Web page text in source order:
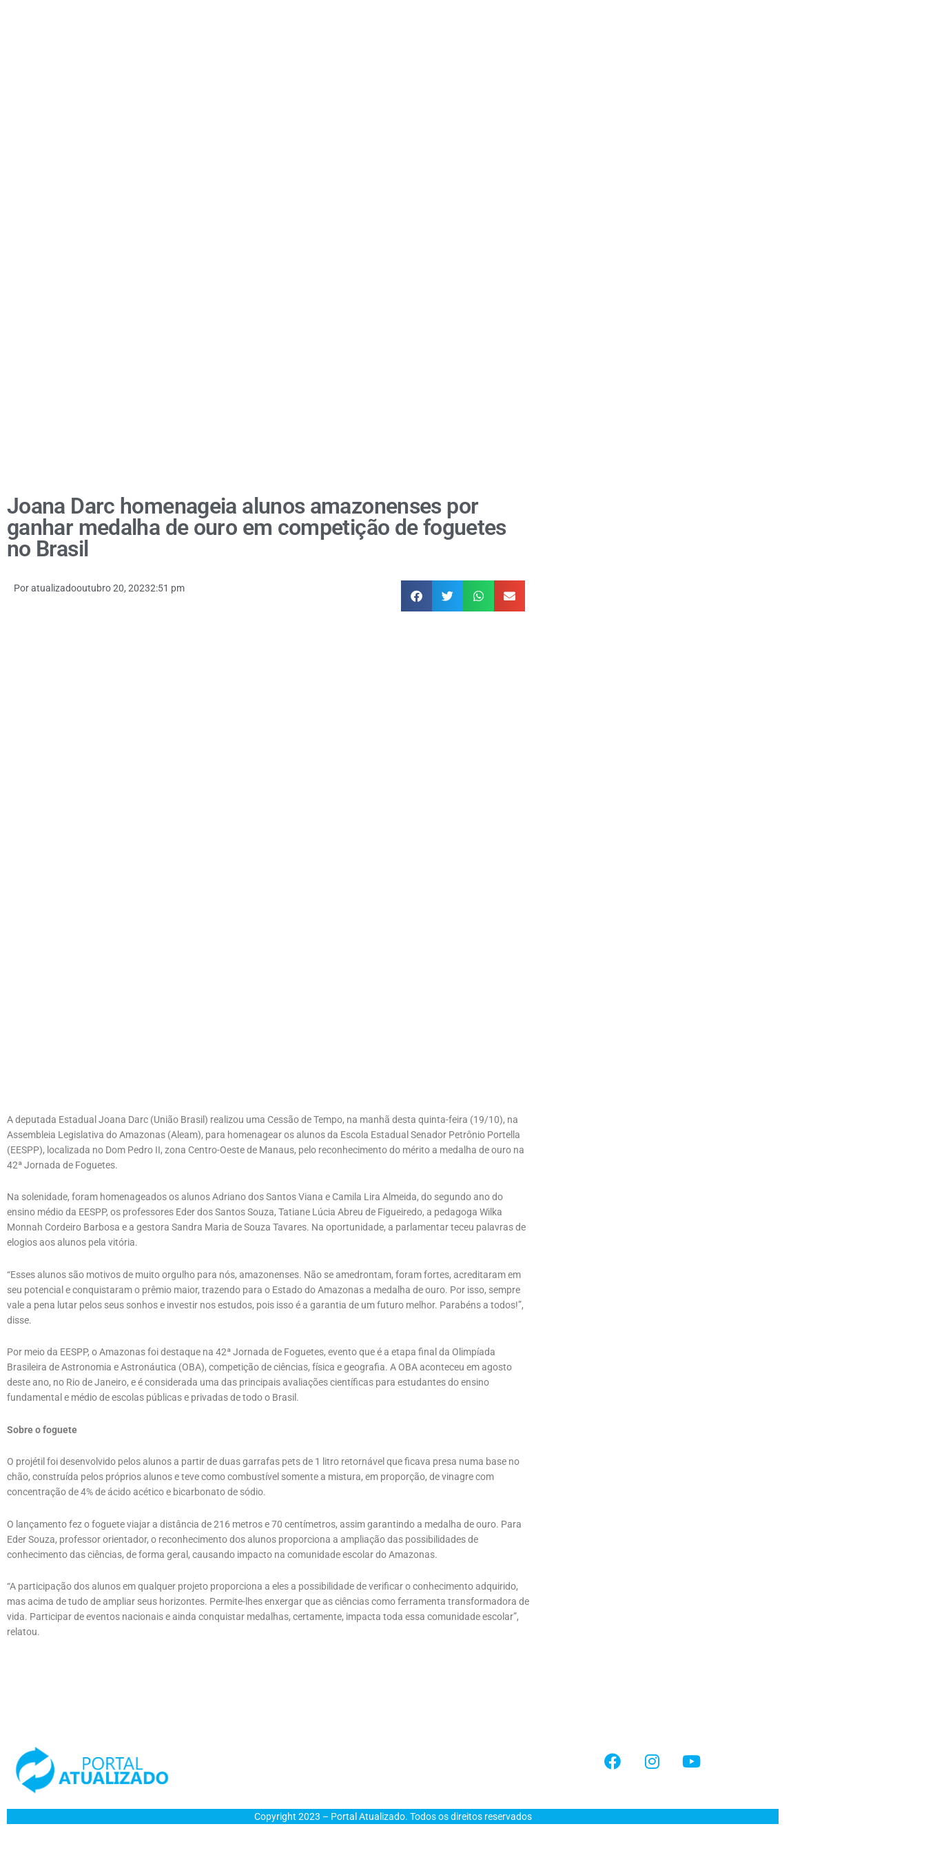
Joana Darc homenageia alunos amazonenses por
ganhar medalha de ouro em competição de foguetes
no Brasil
Poratualizadooutubro 20, 20232:51 pm
A deputada Estadual Joana Darc (União Brasil) realizou uma Cessão de Tempo, na manhã desta quinta-feira (19/10), na
Assembleia Legislativa do Amazonas (Aleam), para homenagear os alunos da Escola Estadual Senador Petrônio Portella
(EESPP), localizada no Dom Pedro II, zona Centro-Oeste de Manaus, pelo reconhecimento do mérito a medalha de ouro na
42ª Jornada de Foguetes.
Na solenidade, foram homenageados os alunos Adriano dos Santos Viana e Camila Lira Almeida, do segundo ano do
ensino médio da EESPP, os professores Eder dos Santos Souza, Tatiane Lúcia Abreu de Figueiredo, a pedagoga Wilka
Monnah Cordeiro Barbosa e a gestora Sandra Maria de Souza Tavares. Na oportunidade, a parlamentar teceu palavras de
elogios aos alunos pela vitória.
“Esses alunos são motivos de muito orgulho para nós, amazonenses. Não se amedrontam, foram fortes, acreditaram em
seu potencial e conquistaram o prêmio maior, trazendo para o Estado do Amazonas a medalha de ouro. Por isso, sempre
vale a pena lutar pelos seus sonhos e investir nos estudos, pois isso é a garantia de um futuro melhor. Parabéns a todos!”,
disse.
Por meio da EESPP, o Amazonas foi destaque na 42ª Jornada de Foguetes, evento que é a etapa final da Olimpíada
Brasileira de Astronomia e Astronáutica (OBA), competição de ciências, física e geografia. A OBA aconteceu em agosto
deste ano, no Rio de Janeiro, e é considerada uma das principais avaliações científicas para estudantes do ensino
fundamental e médio de escolas públicas e privadas de todo o Brasil.
Sobre o foguete
O projétil foi desenvolvido pelos alunos a partir de duas garrafas pets de 1 litro retornável que ficava presa numa base no
chão, construída pelos próprios alunos e teve como combustível somente a mistura, em proporção, de vinagre com
concentração de 4% de ácido acético e bicarbonato de sódio.
O lançamento fez o foguete viajar a distância de 216 metros e 70 centímetros, assim garantindo a medalha de ouro. Para
Eder Souza, professor orientador, o reconhecimento dos alunos proporciona a ampliação das possibilidades de
conhecimento das ciências, de forma geral, causando impacto na comunidade escolar do Amazonas.
“A participação dos alunos em qualquer projeto proporciona a eles a possibilidade de verificar o conhecimento adquirido,
mas acima de tudo de ampliar seus horizontes. Permite-lhes enxergar que as ciências como ferramenta transformadora de
vida. Participar de eventos nacionais e ainda conquistar medalhas, certamente, impacta toda essa comunidade escolar”,
relatou.
Copyright 2023 – Portal Atualizado. Todos os direitos reservados